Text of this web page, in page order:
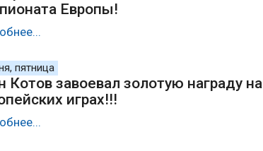
Европы!
пятница
Котов завоевал золотую награду
играх!!!